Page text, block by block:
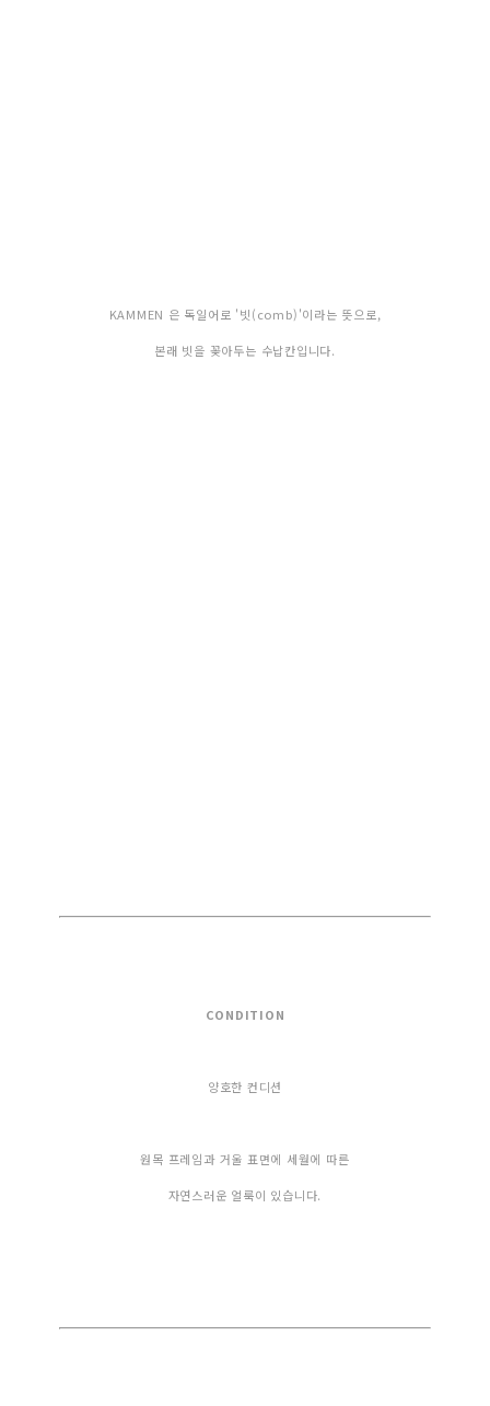
KAMMEN 은 독일어로 '빗(comb)'이라는 뜻으로,
본래 빗을 꽂아두는 수납칸입니다.
CONDITION
양호한 컨디션
원목 프레임과 거울 표면에 세월에 따른
자연스러운 얼룩이 있습니다.